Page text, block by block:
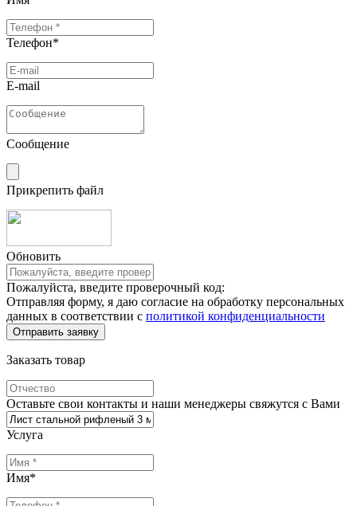
Телефон*
E-mail
Сообщение
Прикрепить файл
Обновить
Пожалуйста, введите проверочный код:
Отправляя форму, я даю согласие на обработку персональных
данных в соответствии с политикой конфиденциальности
Заказать товар
Оставьте свои контакты и наши менеджеры свяжутся с Вами
Услуга
Имя*